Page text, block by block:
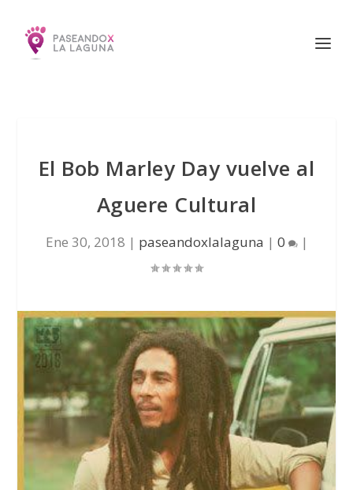
El Bob Marley Day vuelve al
Aguere Cultural
Ene 30, 2018 | paseandoxlalaguna | 0 |